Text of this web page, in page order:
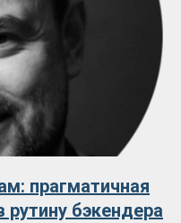
прагматичная
рутину бэкендера